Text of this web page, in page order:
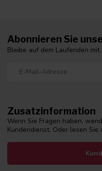
Zusatzinformation
Wenn Sie Fragen haben,
Kundendienst. Oder lesen
Abonnieren Sie
Bleibe auf dem Laufenden